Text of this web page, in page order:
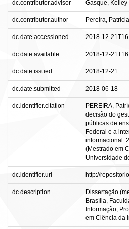
dc.contributor.advisor Gasque,
dc.contributor.author Pereira,
dc.date.accessioned 2018-12-
dc.date.available 2018-12-
dc.date.issued 2018-12-21
dc.date.submitted 2018-06-18
dc.identifier.citation
PEREIRA,
decisão do
públicas de
Federal e a
informacional.
(Mestrado em
Universidade
dc.identifier.uri http://
dc.description
Dissertação
Brasília,
Informação,
em Ciência da